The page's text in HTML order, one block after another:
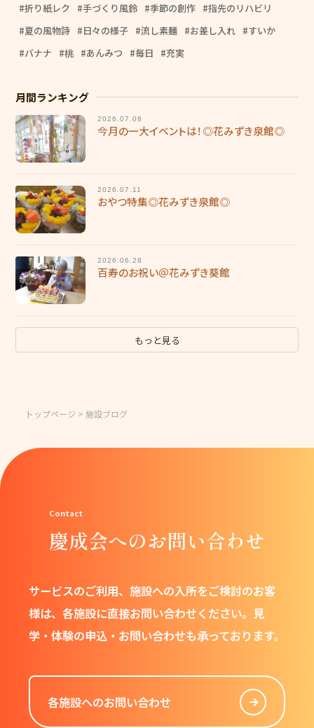
折り紙レク
手づくり風鈴 季節の創作
指先のリハビリ
夏の風物詩
日々の様子 流し素麺 お差し入れ
すいか
バナナ
桃 あんみつ 毎日 充実
月間ランキング
2026.07.08
今月の一大イベントは！◎花みずき泉館◎
2026.07.11
おやつ特集◎花みずき泉館◎
2026.06.28
百寿のお祝い＠花みずき葵館
もっと見る
トップページ > 施設ブログ
慶成会へのお問い合わせ
サービスのご利用、施設への入所をご検討のお客
様は、 各施設に直接お問い合わせください。 見
学・体験の申込・お問い合わせも承っております。
各施設へのお問い合わせ